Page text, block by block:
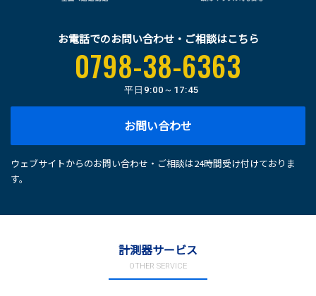
お電話でのお問い合わせ・ご相談はこちら
0798-38-6363
平日 9:00～17:45
お問い合わせ
ウェブサイトからのお問い合わせ・ご相談は24時間受け付けておりま
す。
計測器サービス
OTHER SERVICE